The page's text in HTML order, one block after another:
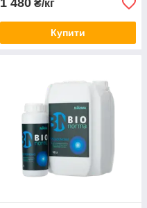
1 480 ₴/кг
Купити